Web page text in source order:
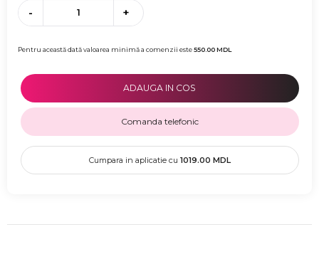
- +
Pentru această dată valoarea minimă a comenzii este550.00MDL
ADAUGA IN COS
Comanda telefonic
Cumpara in aplicatie cu 1019.00 MDL